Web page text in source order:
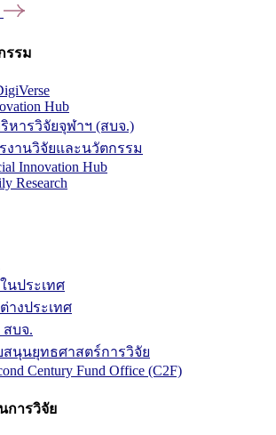
รรม
Hub
หารวิจัยจุฬาฯ (สบจ.)
งานวิจัยและนวัตกรรม
Innovation Hub
Research
นประเทศ
างประเทศ
บจ.
นุนยุทธศาสตร์การวิจัย
Century Fund Office (C2F)
การวิจัย